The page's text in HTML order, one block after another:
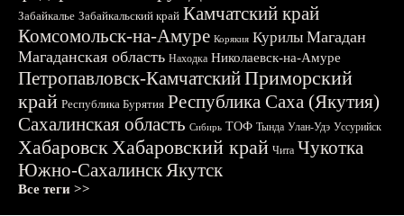
Забайкалье Забайкальский край Камчатский край
Комсомольск-на-Амуре Корякия Курилы Магадан
Магаданская область Находка Николаевск-на-Амуре
Петропавловск-КамчатскийПриморский
край Республика Бурятия Республика Саха (Якутия)
Сахалинская область Сибирь ТОФ Тында Улан-Удэ Уссурийск
ХабаровскХабаровский край Чита Чукотка
Южно-СахалинскЯкутск
Все теги >>